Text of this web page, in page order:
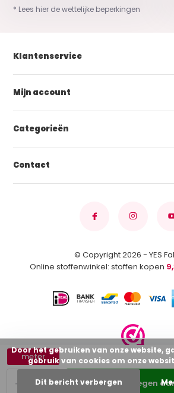
+
-
meter
Toevoegen
* Lees hier de wettelijke beperkingen
Klantenservice
Mijn account
Categorieën
Contact
© Copyright 2026 - YES
Online stoffenwinkel: stoffen kopen
Door het gebruiken van onze website,
gebruik van cookies om onze
Dit bericht verbergen